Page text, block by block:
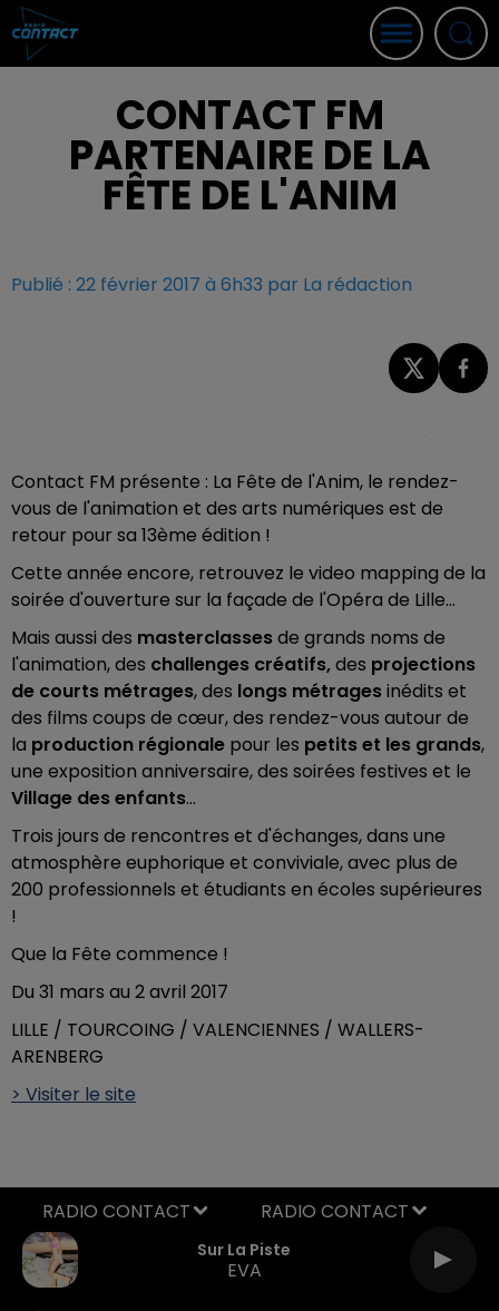
CONTACT FM
PARTENAIRE DE LA
FÊTE DE L'ANIM
Publié : 22 février 2017 à 6h33 par La rédaction
Contact FM présente : La Fête de l'Anim, le rendez-
vous de l'animation et des arts numériques est de
retour pour sa 13ème édition !
Cette année encore, retrouvez le video mapping de la
soirée d'ouverture sur la façade de l'Opéra de Lille…
Mais aussi des masterclassesde grands noms de
l'animation, des challenges créatifs,des projections
de courts métrages, des longs métragesinédits et
des films coups de cœur, des rendez-vous autour de
la production régionale pour les petits et les grands,
une exposition anniversaire, des soirées festives et le
Village des enfants…
Trois jours de rencontres et d'échanges, dans une
atmosphère euphorique et conviviale, avec plus de
200 professionnels et étudiants en écoles supérieures
!
Que la Fête commence !
Du 31 mars au 2 avril 2017
LILLE / TOURCOING / VALENCIENNES / WALLERS-
ARENBERG
> Visiter le site
Sur La Piste
EVA
RADIO CONTACT